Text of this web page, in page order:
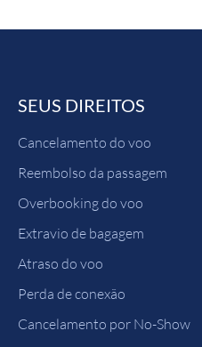
SEUS DIREITOS
Cancelamento do voo
Reembolso da passagem
Overbooking do voo
Extravio de bagagem
Atraso do voo
Perda de conexão
Cancelamento por No-Show